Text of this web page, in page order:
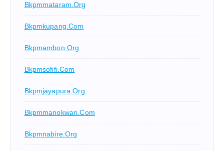
Bkpmmataram.org
Bkpmkupang.com
Bkpmambon.org
Bkpmsofifi.com
Bkpmjayapura.org
Bkpmmanokwari.com
Bkpmnabire.org